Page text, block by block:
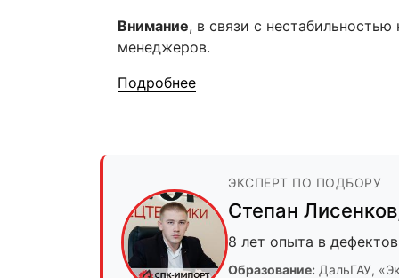
Внимание, в связи с
менеджеров.
Подробнее
ЭКСПЕРТ ПО ПОДБОРУ
Степан Лисенков
8 лет опыта в
Образование: ДальГАУ,